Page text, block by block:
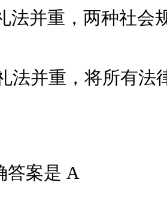
并重，两种社会
并重，将所有法
案是 A